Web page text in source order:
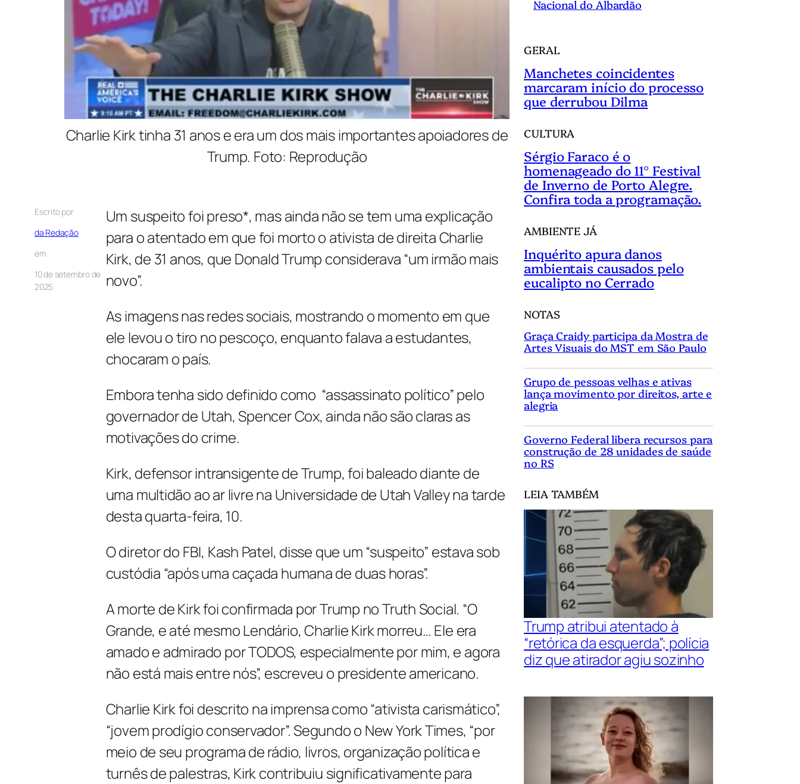
Charlie Kirk tinha 31 anos e era um dos mais importantes apoiadores de
Trump. Foto: Reprodução
Escrito por
da Redação
em
10 de setembro de
2025
Um suspeito foi preso*, mas ainda não se tem uma explicação
para o atentado em que foi morto o ativista de direita Charlie
Kirk, de 31 anos, que Donald Trump considerava “um irmão mais
novo”.
As imagens nas redes sociais, mostrando o momento em que
ele levou o tiro no pescoço, enquanto falava a estudantes,
chocaram o país.
Embora tenha sido definido como “assassinato político” pelo
governador de Utah, Spencer Cox, ainda não são claras as
motivações do crime.
Kirk, defensor intransigente de Trump, foi baleado diante de
uma multidão ao ar livre na Universidade de Utah Valley na tarde
desta quarta-feira, 10.
O diretor do FBI, Kash Patel, disse que um “suspeito” estava sob
custódia “após uma caçada humana de duas horas”.
A morte de Kirk foi confirmada por Trump no Truth Social. “O
Grande, e até mesmo Lendário, Charlie Kirk morreu… Ele era
amado e admirado por TODOS, especialmente por mim, e agora
não está mais entre nós”, escreveu o presidente americano.
Charlie Kirk foi descrito na imprensa como “ativista carismático”,
“jovem prodígio conservador”. Segundo o New York Times, “por
meio de seu programa de rádio, livros, organização política e
turnês de palestras, Kirk contribuiu significativamente para
Nacional do Albardão
GERAL
Manchetes coincidentes
marcaram início do processo
que derrubou Dilma
CULTURA
Sérgio Faraco é o
homenageado do 11° Festival
de Inverno de Porto Alegre.
Confira toda a programação.
AMBIENTE JÁ
Inquérito apura danos
ambientais causados pelo
eucalipto no Cerrado
NOTAS
Graça Craidy participa da Mostra de
Artes Visuais do MST em São Paulo
Grupo de pessoas velhas e ativas
lança movimento por direitos, arte e
alegria
Governo Federal libera recursos para
construção de 28 unidades de saúde
no RS
LEIA TAMBÉM
Trump atribui atentado à
“retórica da esquerda”; polícia
diz que atirador agiu sozinho